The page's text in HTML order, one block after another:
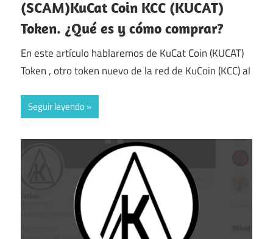
(SCAM)KuCat Coin KCC (KUCAT)
Token. ¿Qué es y cómo comprar?
En este artículo hablaremos de KuCat Coin (KUCAT)
Token , otro token nuevo de la red de KuCoin (KCC) al
Seguir leyendo